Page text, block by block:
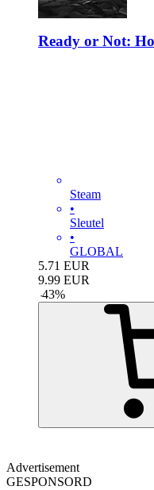
Ready or Not:
Steam
•
Sleutel
•
GLOBAL
5.71 EUR
9.99 EUR
-43%
Advertisement
GESPONSORD